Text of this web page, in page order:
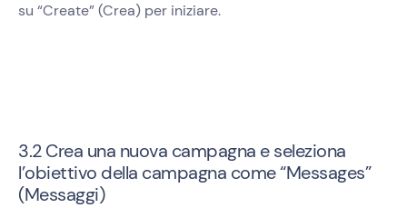
su “Create” (Crea) per iniziare.
3.2 Crea una nuova campagna e seleziona
l’obiettivo della campagna come “Messages”
(Messaggi)